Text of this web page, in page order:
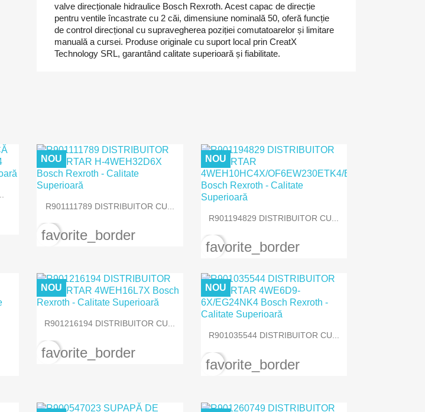
valve direcționale hidraulice Bosch Rexroth. Acest capac de direcție
pentru ventile încastrate cu 2 căi, dimensiune nominală 50, oferă funcție
de control direcțional cu supravegherea poziției comutatoarelor și limitare
manuală a cursei. Produse originale cu suport local prin CreatX
Technology SRL, garantând calitate superioară și fiabilitate.
 Vizualizare rapida
R901111789 DISTRIBUITOR CU...
NOU
favorite_border
 Vizualizare rapida
R901194829 DISTRIBUITOR CU...
NOU
favorite_border
 Vizualizare rapida
R901216194 DISTRIBUITOR CU...
NOU
favorite_border
 Vizualizare rapida
R901035544 DISTRIBUITOR CU...
NOU
favorite_border